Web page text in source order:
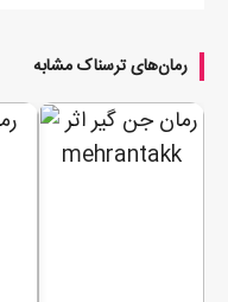
رمان‌های ترسناک مشابه